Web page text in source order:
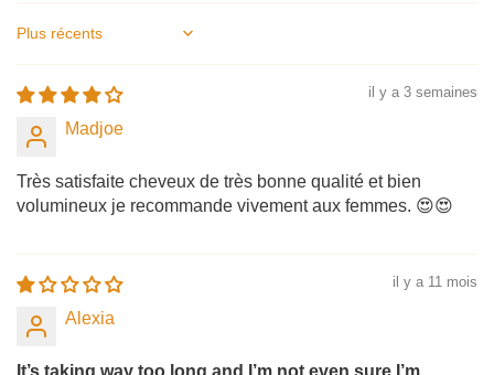
Sort by
il y a 3 semaines
Madjoe
Très satisfaite cheveux de très bonne qualité et bien
volumineux je recommande vivement aux femmes. 😍😍
il y a 11 mois
Alexia
It’s taking way too long and I’m not even sure I’m